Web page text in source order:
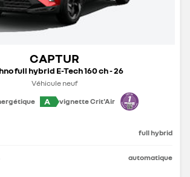
CAPTUR
full hybrid E-Tech 160 ch - 26
Véhicule neuf
A vignette Crit'Air
full hybrid
automatique